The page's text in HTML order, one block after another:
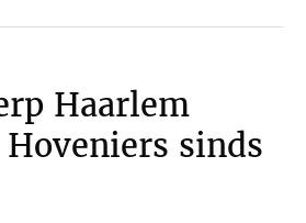
Haarlem
sinds